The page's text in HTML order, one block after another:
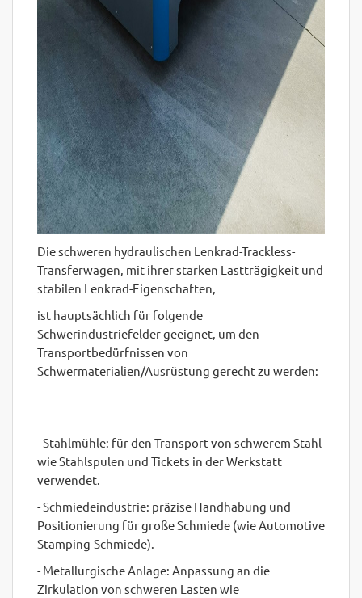
Die schweren hydraulischen Lenkrad-Trackless-
Transferwagen, mit ihrer starken Lastträgigkeit und
stabilen Lenkrad-Eigenschaften,
ist hauptsächlich für folgende
Schwerindustriefelder geeignet, um den
Transportbedürfnissen von
Schwermaterialien/Ausrüstung gerecht zu werden:
- Stahlmühle: für den Transport von schwerem Stahl
wie Stahlspulen und Tickets in der Werkstatt
verwendet.
- Schmiedeindustrie: präzise Handhabung und
Positionierung für große Schmiede (wie Automotive
Stamping-Schmiede).
- Metallurgische Anlage: Anpassung an die
Zirkulation von schweren Lasten wie